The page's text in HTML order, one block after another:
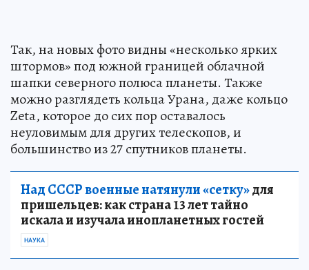
Так, на новых фото видны «несколько ярких
штормов» под южной границей облачной
шапки северного полюса планеты. Также
можно разглядеть кольца Урана, даже кольцо
Zeta, которое до сих пор оставалось
неуловимым для других телескопов, и
большинство из 27 спутников планеты.
Над СССР военные натянули «сетку»для
пришельцев: как страна 13 лет тайно
искала и изучала инопланетных гостей
НАУКА